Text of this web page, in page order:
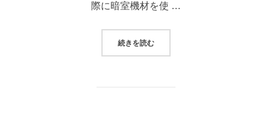
際に暗室機材を使 …
続きを読む“LABO0369「はじめての暗室講